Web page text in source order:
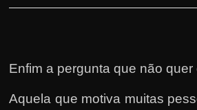
Enfim a pergunta que não quer
Aquela que motiva muitas